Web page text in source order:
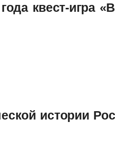
квест-игра
истории